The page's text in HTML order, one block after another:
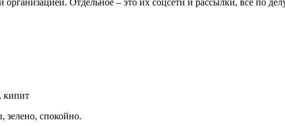
кипит
зелено, спокойно.